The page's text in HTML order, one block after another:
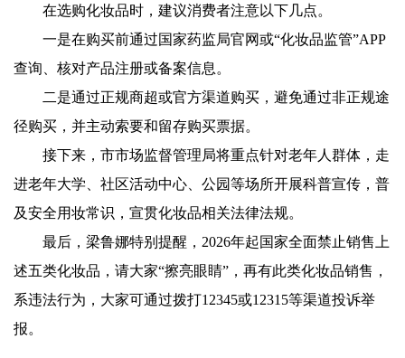
在选购化妆品时，建议消费者注意以下几点。
一是在购买前通过国家药监局官网或“化妆品监管”APP
查询、核对产品注册或备案信息。
二是通过正规商超或官方渠道购买，避免通过非正规途
径购买，并主动索要和留存购买票据。
接下来，市市场监督管理局将重点针对老年人群体，走
进老年大学、社区活动中心、公园等场所开展科普宣传，普
及安全用妆常识，宣贯化妆品相关法律法规。
最后，梁鲁娜特别提醒，2026年起国家全面禁止销售上
述五类化妆品，请大家“擦亮眼睛”，再有此类化妆品销售，
系违法行为，大家可通过拨打12345或12315等渠道投诉举
报。